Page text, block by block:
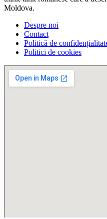
Moldova.
Despre noi
Contact
Politică de
Politici de cookies